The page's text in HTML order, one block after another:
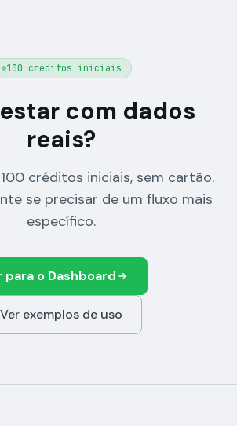
100 créditos iniciais
com dados
reais?
créditos iniciais, sem cartão.
se precisar de um fluxo mais
específico.
para o Dashboard
Ver exemplos de uso